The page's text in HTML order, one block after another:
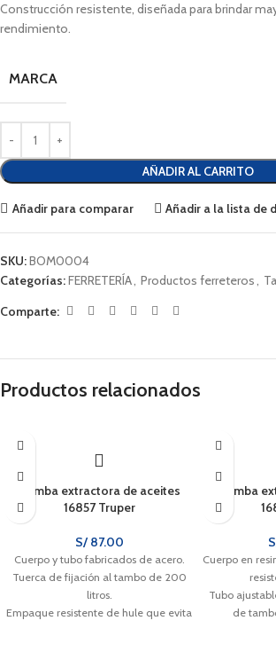
Construcción resistente, diseñada para brindar
rendimiento.
MARCA
AÑADIR AL CARRITO
Añadir para comparar Añadir a la lista de
SKU:BOM0004
Categorías:FERRETERÍA, Productos ferreteros,
Comparte:
Productos relacionados
Bomba extractora de aceites
16857 Truper
S/87.00
Cuerpo y tubo fabricados de acero.
Tuerca de fijación al tambo de 200
litros.
Empaque resistente de hule que evita
Bomba
Cuerpo en
Tubo
de